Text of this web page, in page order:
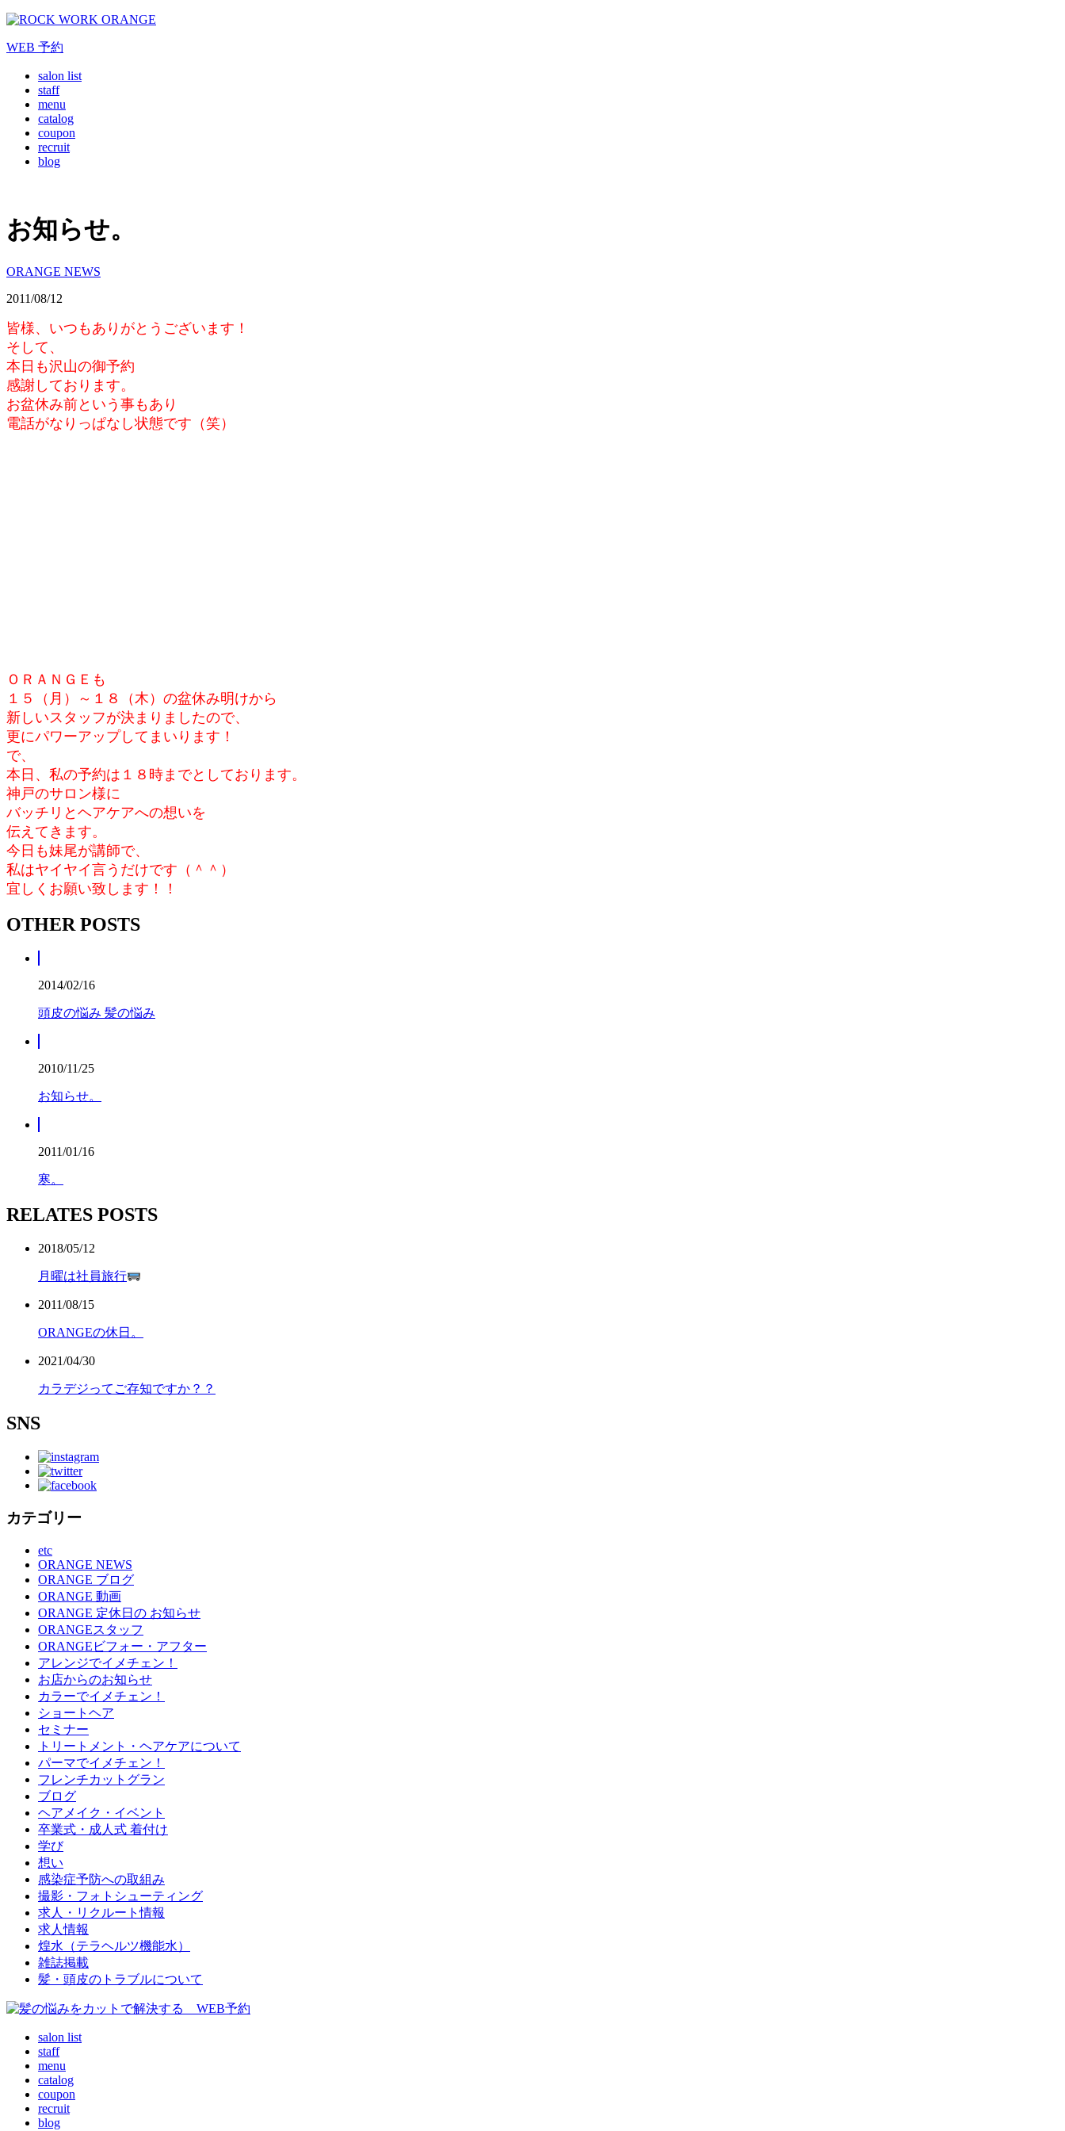
WEB 予約
salon list
staff
menu
catalog
coupon
recruit
blog
お知らせ。
ORANGE NEWS
2011/08/12
皆様、いつもありがとうございます！
そして、
本日も沢山の御予約
感謝しております。
お盆休み前という事もあり
電話がなりっぱなし状態です（笑）
ＯＲＡＮＧＥも
１５（月）～１８（木）の盆休み明けから
新しいスタッフが決まりましたので、
更にパワーアップしてまいります！
で、
本日、私の予約は１８時までとしております。
神戸のサロン様に
バッチリとヘアケアへの想いを
伝えてきます。
今日も妹尾が講師で、
私はヤイヤイ言うだけです（＾＾）
宜しくお願い致します！！
OTHER POSTS
2014/02/16
頭皮の悩み 髪の悩み
2010/11/25
お知らせ。
2011/01/16
寒。
RELATES POSTS
2018/05/12
月曜は社員旅行
2011/08/15
ORANGEの休日。
2021/04/30
カラデジってご存知ですか？？
SNS
カテゴリー
etc
ORANGE NEWS
ORANGE ブログ
ORANGE 動画
ORANGE 定休日の お知らせ
ORANGEスタッフ
ORANGEビフォー・アフター
アレンジでイメチェン！
お店からのお知らせ
カラーでイメチェン！
ショートヘア
セミナー
トリートメント・ヘアケアについて
パーマでイメチェン！
フレンチカットグラン
ブログ
ヘアメイク・イベント
卒業式・成人式 着付け
学び
想い
感染症予防への取組み
撮影・フォトシューティング
求人・リクルート情報
求人情報
煌水（テラヘルツ機能水）
雑誌掲載
髪・頭皮のトラブルについて
salon list
staff
menu
catalog
coupon
recruit
blog